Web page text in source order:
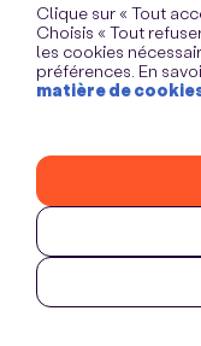
Clique sur « Tout
Choisis « Tout
les cookies
préférences. En
matière de